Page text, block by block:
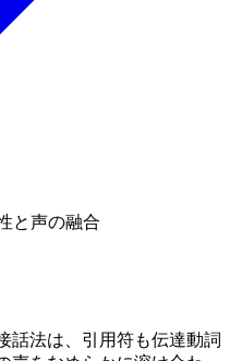
と声の融合
話法は、引用符も伝達動詞